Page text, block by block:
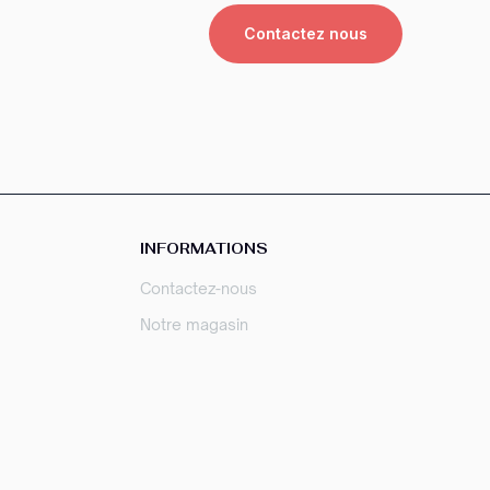
Contactez nous
INFORMATIONS
Contactez-nous
Notre magasin